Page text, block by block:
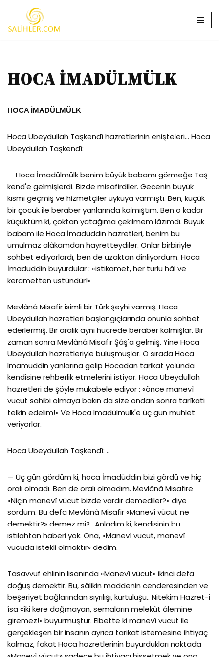
İçeriğe
HOCA İMADÜLMÜLK
HOCA İMADÜLMÜLK
Hoca Ubeydullah Taşkendî hazretlerinin enişteleri… Hoca
Ubeydullah Taşkendî:
— Hoca İmadülmülk benim büyük babamı görmeğe Taş-
kend'e gelmişlerdi. Bizde misafirdiler. Gecenin büyük
kısmı geç­miş ve hizmetçiler uykuya varmıştı. Ben, küçük
bir çocuk ile be­raber yanlarında kalmıştım. Ben o kadar
küçüktüm ki, çoktan ya­tağıma çekilmem lâzımdı. Büyük
babam ile Hoca İmadüddin haz­retleri, benim bu
umulmaz alâkamdan hayretteydiler. Onlar bir­biriyle
sohbet ediyorlardı, ben de uzaktan dinliyordum. Hoca
İmadüddin buyurdular : «istikamet, her türlü hâl ve
kerametten üstündür!»
Mevlânâ Misafir isimli bir Türk şeyhi varmış. Hoca
Ubeydullah hazretleri başlangıçlarında onunla sohbet
ederlermiş. Bir aralık aynı hücrede beraber kalmışlar. Bir
zaman sonra Mevlânâ Misafir Şâş'a gelmiş. Yine Hoca
Ubeydullah hazretleriyle buluş­muşlar. O sırada Hoca
Imamüddin yanlarına gelip Hocadan tari­kat yolunda
kendisine rehberlik etmelerini istiyor. Hoca Ubeydul­lah
hazretleri de şöyle mukabele ediyor : «önce manevî
vücut sa­hibi olmaya bakın da size ondan sonra tarîkati
telkin edelim!» Ve Hoca Imadülmülk'e üç gün mühlet
veriyorlar.
Hoca Ubeydullah Taşkendî: ..
— Üç gün gördüm ki, hoca İmadüddin bizi gördü ve hiç
ora­lı olmadı. Ben de oralı olmadım. Mevlânâ Misafire
«Niçin mane­vî vücut bizde vardır demediler?» diye
sordum. Bu defa Mevlâ­nâ Misafir «Manevî vücut ne
demektir?» demez mi?.. Anladım ki, kendisinin bu
ıstılahtan haberi yok. Ona, «Manevî vücut, mane­vî
vücuda istekli olmaktır» dedim.
Tasavvuf ehlinin lisanında «Manevî vücut» ikinci defa
doğuş demektir. Bu, sâlikin maddenin cenderesinden ve
beşeriyet bağ­larından sıyrılışı, kurtuluşu.. Nitekim Hazret-i
îsa «îki kere doğ­mayan, semaların melekût âlemine
giremez!» buyurmuştur. El­bette ki manevî vücut ile
gerçekleşen bir insanın ayrıca tarikat istemesine ihtiyaç
kalmaz, fakat Hoca hazretlerinin buyurdukla­rı noktada